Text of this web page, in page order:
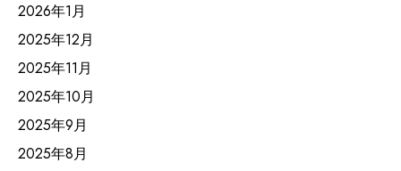
2026年1月
2025年12月
2025年11月
2025年10月
2025年9月
2025年8月